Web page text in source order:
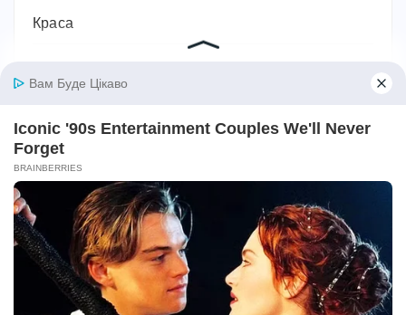
Краса
Кухня
Лікувальні засоби
Література та книжки
Логістика та транспорт
Людина